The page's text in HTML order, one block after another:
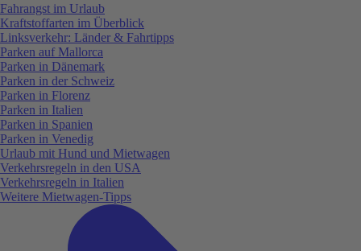
Fahrangst im Urlaub
Kraftstoffarten im Überblick
Linksverkehr: Länder & Fahrtipps
Parken auf Mallorca
Parken in Dänemark
Parken in der Schweiz
Parken in Florenz
Parken in Italien
Parken in Spanien
Parken in Venedig
Urlaub mit Hund und Mietwagen
Verkehrsregeln in den USA
Verkehrsregeln in Italien
Weitere Mietwagen-Tipps